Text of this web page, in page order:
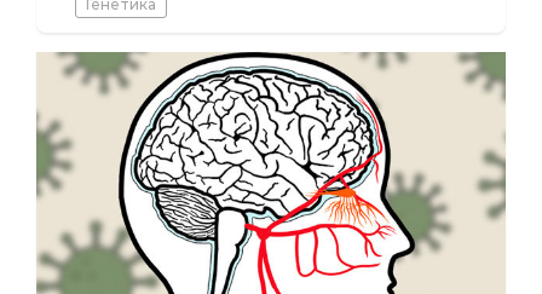
Генетика